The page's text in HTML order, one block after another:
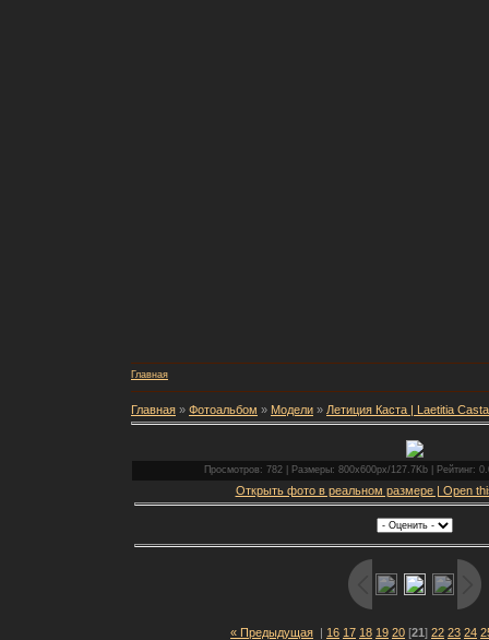
Главная
Главная » Фотоальбом » Модели » Летиция Каста | Laetitia Casta
Просмотров: 782 | Размеры: 800x600px/127.7Kb | Рейтинг:
Открыть фото в реальном размере | Open
« Предыдущая | 16 17 18 19 20 [21] 22 23 24